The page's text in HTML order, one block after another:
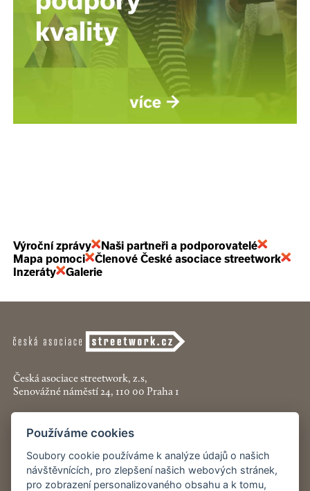
Výroční zprávy
Naši partneři a podporovatelé
Mapa pomoci
Členové České asociace streetwork
Inzeráty
Galerie
Česká asociace streetwork, z.s,
Senovážné náměstí 24, 110 00 Praha 1
+420 774 913 777
asociace@streetwork.cz
Nastavení cookies
Používáme cookies
Soubory cookie používáme k analýze údajů o našich
návštěvnících, pro zlepšení našich webových stránek,
pro zobrazení personalizovaného obsahu a k tomu,